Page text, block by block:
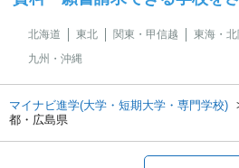
北海道 東北 関東・甲信越 東海・
九州・沖縄
マイナビ進学(大学・短期大学・専門学校)
都・広島県